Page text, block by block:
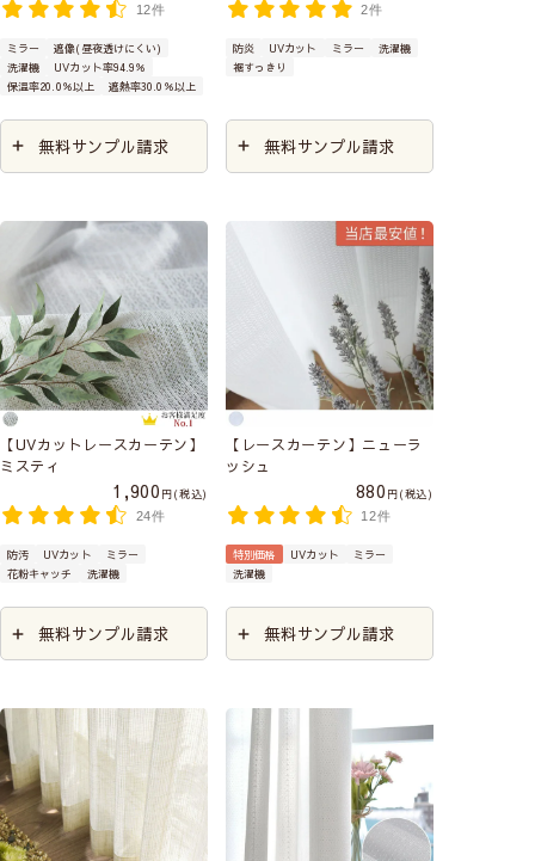
12件
ミラー
遮像(昼夜透けにくい)
洗濯機
UVカット率94.9％
保温率20.0％以上
遮熱率30.0％以上
無料サンプル請求
2件
防炎 UVカット ミラー
洗濯機
裾すっきり
無料サンプル請求
【UVカットレースカーテン】
ミスティ
1,900
税込
24件
防汚 UVカット
ミラー
花粉キャッチ
洗濯機
無料サンプル請求
【レースカーテン】ニューラ
ッシュ
880
税込
12件
特別価格 UVカット
ミラー
洗濯機
無料サンプル請求